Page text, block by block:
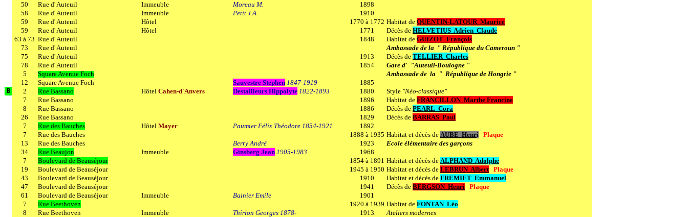
50
Rue d' Auteuil Immeuble Moreau M.
1898
58
Rue d' Auteuil Immeuble Petit J.A.
1910
59
Rue d' Auteuil Hôtel 1770 à 1772 Habitat de QUENTIN-LATOUR Maurice
59
Rue d' Auteuil Hôtel 1771 Décès de HELVETIUS Adrien Claude
63 à 73 Rue d' Auteuil 1848 Habitat de GUIZOT François
73
Rue d' Auteuil
Ambassade de la " République du Cameroun "
75
Rue d' Auteuil 1913 Décès de TELLIER Charles
78
Rue d' Auteuil 1854
Gare d' "Auteuil-Boulogne "
5
Square Avenue Foch
Ambassade de la " République de Hongrie "
12
Square Avenue Foch Sauvestre Stephen 1847-1919 1885
B 2 Rue Bassano Hôtel Cahen-d'Anvers Destailleurs Hippolyte 1822-1893 1880 Style "Néo-classique"
7
Rue Bassano 1896 Habitat de FRANCILLON Marthe Francine
8
Rue Bassano 1886 Décès de PEARL Cora
26
Rue Bassano 1829 Décès de BARRAS Paul
7
Rue des Bauches Hôtel Mayer Paumier Félix Théodore 1854-1921
1892
7
Rue des Bauches 1888 à 1935 Habitat et décès de AUBE Henri Plaque
13
Rue des Bauches Berry André 1923
Ecole élémentaire des garçons
34
Rue Beaujon Immeuble Ginsberg Jean 1905-1983
1968
7
Boulevard de Beauséjour 1854 à 1891 Habitat et décès de ALPHAND Adolphe
19
Boulevard de Beauséjour 1945 à 1950 Habitat et décès de LEBRUN Albert Plaque
43
Boulevard de Beauséjour 1910 Habitat et décès de FREMIET Emmanuel
47
Boulevard de Beauséjour 1941 Décès de BERGSON Henri Plaque
61
Boulevard de Beauséjour Immeuble Bainier Emile
1901
7
Rue Beethoven 1920 à 1939 Habitat de FONTAN Léo
8
Rue Beethoven Immeuble Thirion Georges 1878- 1913
Ateliers modernes